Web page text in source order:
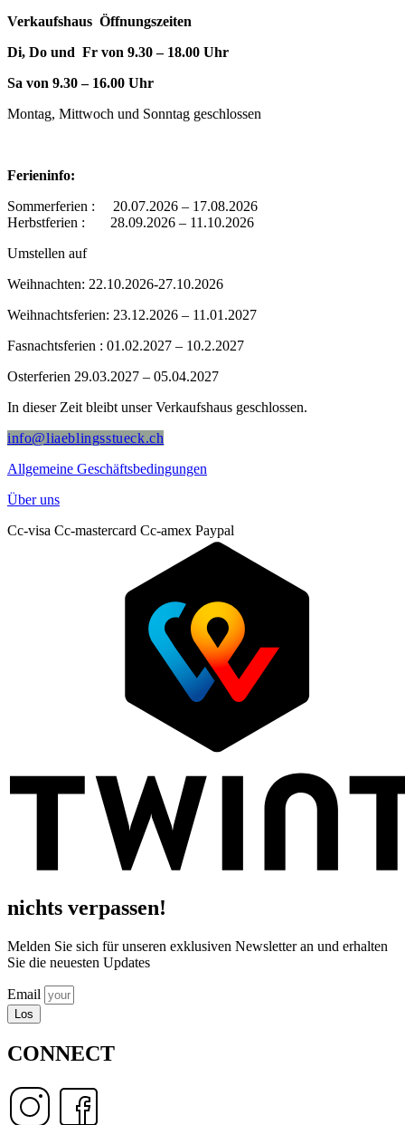
Verkaufshaus Öffnungszeiten
Di, Do und Fr von 9.30 – 18.00 Uhr
Sa von 9.30 – 16.00 Uhr
Montag, Mittwoch und Sonntag geschlossen
Ferieninfo:
Sommerferien : 20.07.2026 – 17.08.2026
Herbstferien : 28.09.2026 – 11.10.2026
Umstellen auf
Weihnachten: 22.10.2026-27.10.2026
Weihnachtsferien: 23.12.2026 – 11.01.2027
Fasnachtsferien : 01.02.2027 – 10.2.2027
Osterferien 29.03.2027 – 05.04.2027
In dieser Zeit bleibt unser Verkaufshaus geschlossen.
info@liaeblingsstueck.ch
Allgemeine Geschäftsbedingungen
Über uns
Cc-visa Cc-mastercard Cc-amex Paypal
nichts verpassen!
Melden Sie sich für unseren exklusiven Newsletter an und erhalten
Sie die neuesten Updates
Email
Los
CONNECT